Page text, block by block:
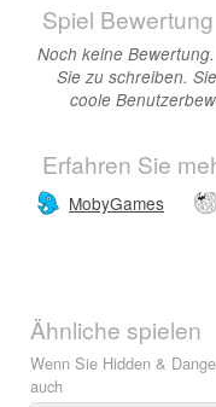
Spiel Bewertung
Noch keine
Sie zu schreiben.
coole
Erfahren Sie
MobyGames
Ähnliche spielen
Wenn Sie Hidden &
auch